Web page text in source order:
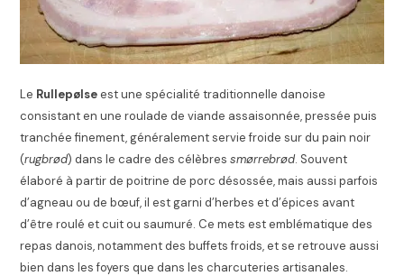
Le Rullepølseest une spécialité traditionnelle danoise
consistant en une roulade de viande assaisonnée, pressée puis
tranchée finement, généralement servie froide sur du pain noir
(rugbrød) dans le cadre des célèbressmørrebrød. Souvent
élaboré à partir de poitrine de porc désossée, mais aussi parfois
d’agneau ou de bœuf, il est garni d’herbes et d’épices avant
d’être roulé et cuit ou saumuré. Ce mets est emblématique des
repas danois, notamment des buffets froids, et se retrouve aussi
bien dans les foyers que dans les charcuteries artisanales.